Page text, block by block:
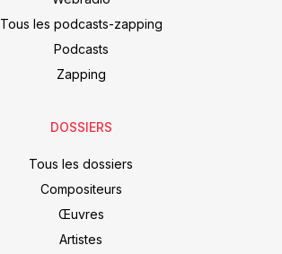
Tous les podcasts-zapping
Podcasts
Zapping
DOSSIERS
Tous les dossiers
Compositeurs
Œuvres
Artistes